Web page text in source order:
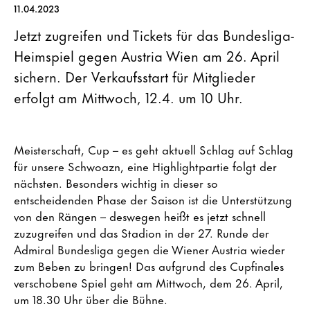
11.04.2023
Jetzt zugreifen und Tickets für das Bundesliga-
Heimspiel gegen Austria Wien am 26. April
sichern. Der Verkaufsstart für Mitglieder
erfolgt am Mittwoch, 12.4. um 10 Uhr.
Meisterschaft, Cup – es geht aktuell Schlag auf Schlag
für unsere Schwoazn, eine Highlightpartie folgt der
nächsten. Besonders wichtig in dieser so
entscheidenden Phase der Saison ist die Unterstützung
von den Rängen – deswegen heißt es jetzt schnell
zuzugreifen und das Stadion in der 27. Runde der
Admiral Bundesliga gegen die Wiener Austria wieder
zum Beben zu bringen! Das aufgrund des Cupfinales
verschobene Spiel geht am Mittwoch, dem 26. April,
um 18.30 Uhr über die Bühne.